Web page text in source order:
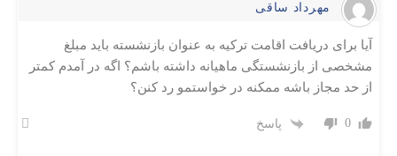
مهرداد ساقی
آیا برای دریافت اقامت ترکیه به عنوان بازنشسته باید مبلغ
مشخصی از بازنشستگی ماهیانه داشته باشم؟ اگه در آمدم کمتر
از حد مجاز باشه ممکنه در خواستمو رد کنن؟
0 پاسخ